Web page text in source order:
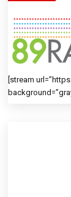
[stream